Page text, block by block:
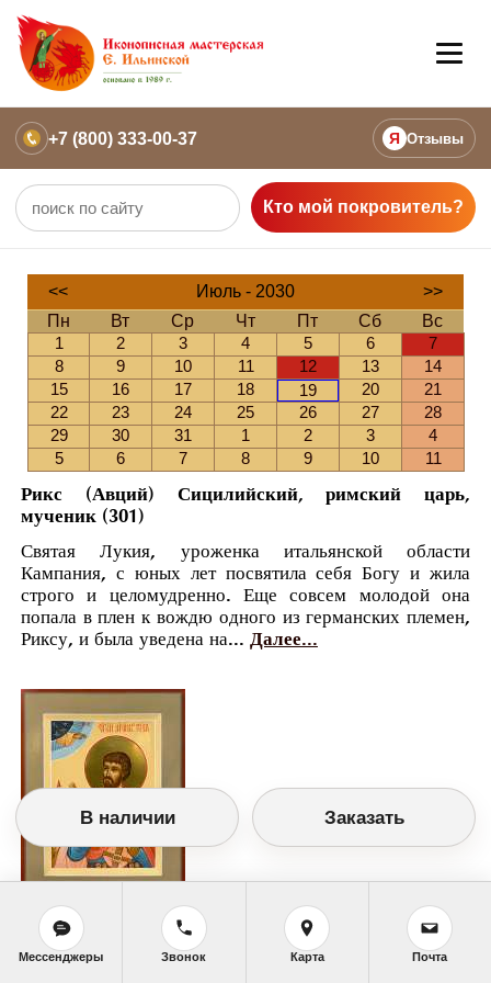
+7 (800) 333-00-37 Я Отзывы
Кто мой покровитель?
<< Июль - 2030
>>
Пн
Вт Ср Чт Пт Сб
Вс
1
2 3 4 5 6
7
8
9 10 11 12 13
14
15
16 17 18 19 20
21
22
23 24 25 26 27
28
29
30 31 1 2 3
4
5
6 7 8 9 10 11
Рикс (Авций) Сицилийский, римский царь,
мученик (301)
Святая Лукия, уроженка итальянской области
Кампания, с юных лет посвятила себя Богу и жила
строго и целомудренно. Еще совсем молодой она
попала в плен к вождю одного из германских племен,
Риксу, и была уведена на... Далее...
Православный календарь
<<Пятница, 19 Июля (6 Июля по старому
В наличии Заказать
Мессенджеры Звонок Карта Почта